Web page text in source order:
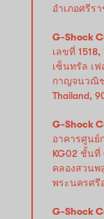
อำเภอศรีร
G-Shock
เลขที่
เซ็นทรัล เ
กาญจนวณิ
Thailand,
G-Shock
อาคารศูนย์
KG02 ชั้นที่
คลองสวนพ
พระนครศรี
G-Shock